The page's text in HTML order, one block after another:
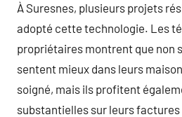
À Suresnes, plusieurs projets
adopté cette technologie. Les
propriétaires montrent que non
sentent mieux dans leurs
soigné, mais ils profitent
substantielles sur leurs factures